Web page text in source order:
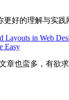
好的理解与实践
Layouts in Web
Easy
章也蛮多，有